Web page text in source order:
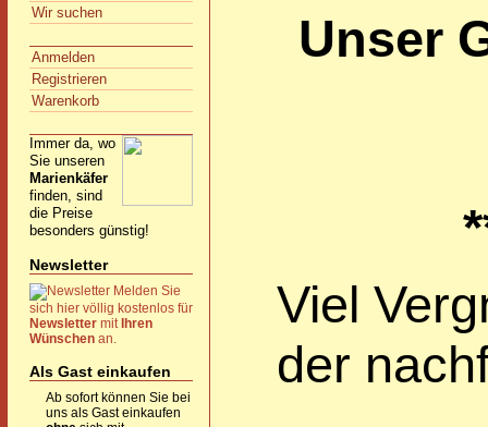
Wir suchen
Anmelden
Registrieren
Warenkorb
Immer da, wo
Sie unseren
Marienkäfer
finden, sind
die Preise
besonders günstig!
Newsletter
Melden Sie
sich hier völlig kostenlos für
Newsletter mit Ihren
Wünschen an.
Als Gast einkaufen
Ab sofort können Sie bei
uns als Gast einkaufen
Unser
Viel
der